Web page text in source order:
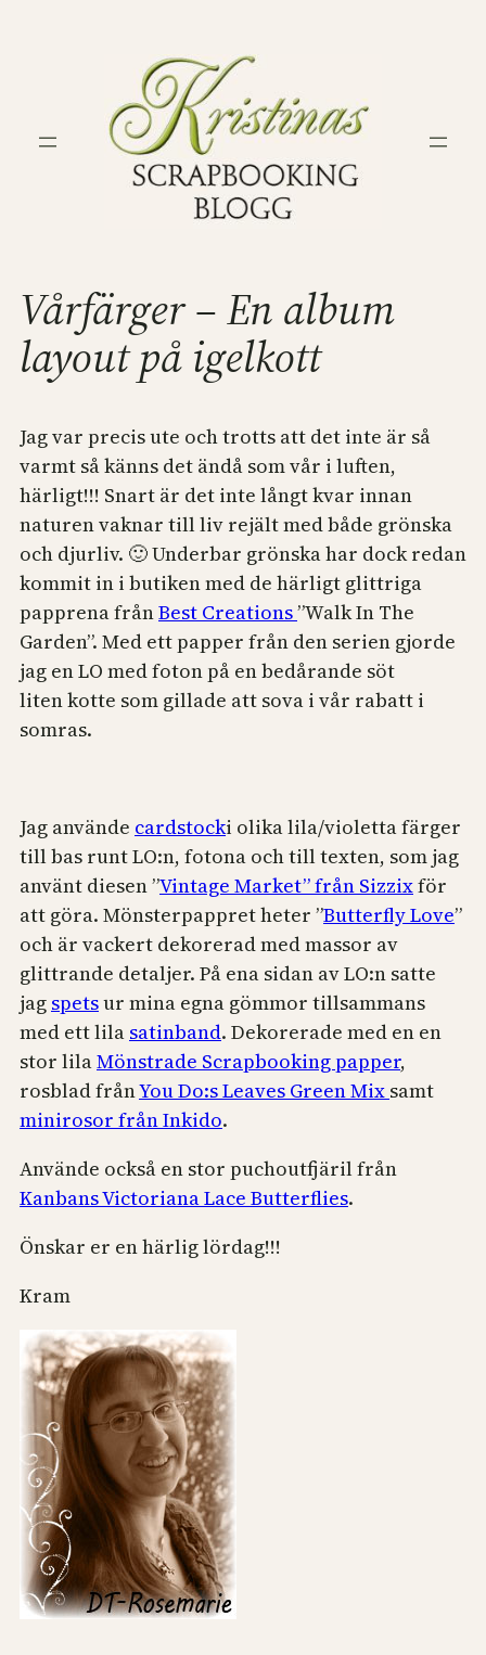
Vårfärger – En album
layout på igelkott
Jag var precis ute och trotts att det inte är så
varmt så känns det ändå som vår i luften,
härligt!!! Snart är det inte långt kvar innan
naturen vaknar till liv rejält med både grönska
och djurliv. 🙂 Underbar grönska har dock redan
kommit in i butiken med de härligt glittriga
papprena frånBest Creations”Walk In The
Garden”. Med ett papper från den serien gjorde
jag en LO med foton på en bedårande söt
liten kotte som gillade att sova i vår rabatt i
somras.
Jag använde cardstocki olika lila/violetta färger
till bas runt LO:n, fotona och till texten, som jag
använt diesen ”Vintage Market” från Sizzixför
att göra. Mönsterpappret heter ”Butterfly Love”
och är vackert dekorerad med massor av
glittrande detaljer. På ena sidan av LO:n satte
jag spetsur mina egna gömmor tillsammans
med ett lila satinband. Dekorerade med en en
stor lilaMönstrade Scrapbooking papper,
rosblad frånYou Do:s Leaves Green Mix samt
minirosor från Inkido.
Använde också en stor puchoutfjäril från
Kanbans Victoriana Lace Butterflies.
Önskar er en härlig lördag!!!
Kram